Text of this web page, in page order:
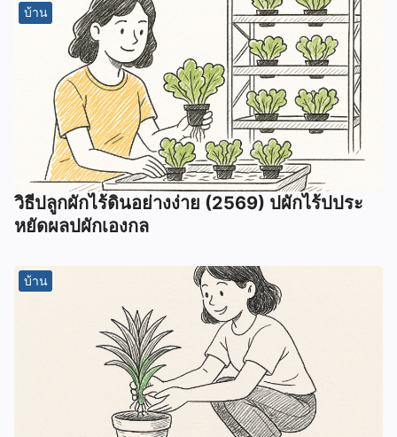
บ้าน
วิธีปลูกผักไร้ดินอย่างง่าย (2569) ปผักไร้ปประ
หยัดผลปผักเองกล
บ้าน